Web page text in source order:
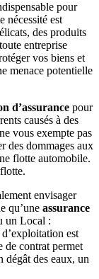
pour
nécessité est
des produits
entreprise
vos biens et
menace potentielle
d’assurance pour
causés à des
vous exempte pas
des dommages aux
flotte automobile.
envisager
qu’une assurance
un Local :
est
de contrat permet
dégât des eaux, un